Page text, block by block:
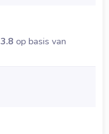
3.8 op basis van